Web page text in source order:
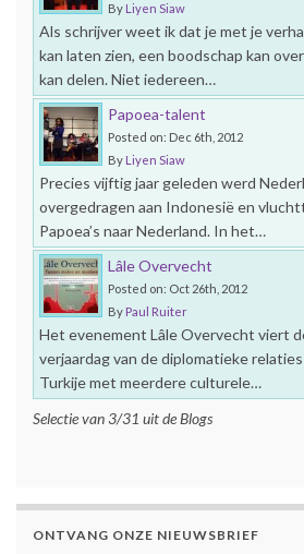
By Liyen Siaw
Als schrijver weet ik dat je met je
kan laten zien, een boodschap kan
kan delen. Niet iedereen…
Papoea-talent
Posted on: Dec 6th, 2012
By Liyen Siaw
Precies vijftig jaar geleden werd
overgedragen aan Indonesië en
Papoea’s naar Nederland. In het…
Lâle Overvecht
Posted on: Oct 26th, 2012
By Paul Ruiter
Het evenement Lâle Overvecht viert
verjaardag van de diplomatieke
Turkije met meerdere culturele…
Selectie van 3/31 uit de Blogs
ONTVANG ONZE NIEUWSBRIEF